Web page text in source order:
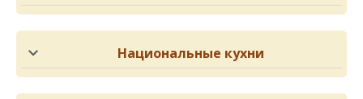
Национальные кухни